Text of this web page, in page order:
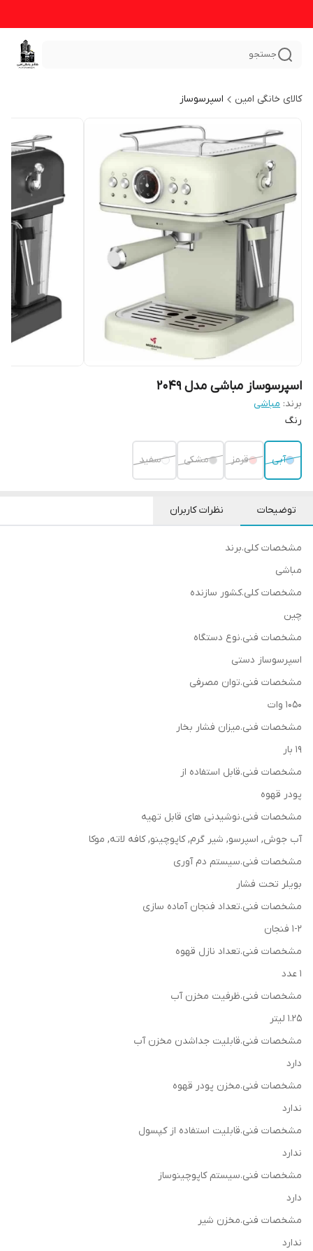
جستجو
کالای خانگی امین اسپرسوساز
اسپرسوساز مباشی مدل 2049
برند: مباشی
رنگ
آبی قرمز مشکی سفید
توضیحات نظرات کاربران
مشخصات کلی.برند
مباشی
مشخصات کلی.کشور سازنده
چین
مشخصات فنی.نوع دستگاه
اسپرسوساز دستی
مشخصات فنی.توان مصرفی
1050 وات
مشخصات فنی.میزان فشار بخار
19 بار
مشخصات فنی.قابل استفاده از
پودر قهوه
مشخصات فنی.نوشیدنی های قابل تهیه
آب جوش, اسپرسو, شیر گرم, کاپوچینو, کافه لاته, موکا
مشخصات فنی.سیستم دم آوری
بویلر تحت فشار
مشخصات فنی.تعداد فنجان آماده سازی
1-2 فنجان
مشخصات فنی.تعداد نازل قهوه
1 عدد
مشخصات فنی.ظرفیت مخزن آب
1.25 لیتر
مشخصات فنی.قابلیت جداشدن مخزن آب
دارد
مشخصات فنی.مخزن پودر قهوه
ندارد
مشخصات فنی.قابلیت استفاده از کپسول
ندارد
مشخصات فنی.سیستم کاپوچینوساز
دارد
مشخصات فنی.مخزن شیر
ندارد